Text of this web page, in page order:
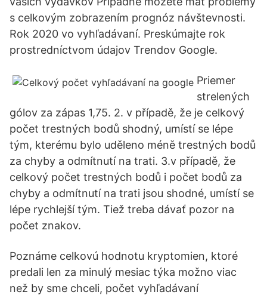
s celkovým zobrazením prognóz návštevnosti.
Rok 2020 vo vyhľadávaní. Preskúmajte rok
prostredníctvom údajov Trendov Google.
Priemer
strelených
gólov za zápas 1,75. 2. v případě, že je celkový
počet trestných bodů shodný, umístí se lépe
tým, kterému bylo uděleno méně trestných bodů
za chyby a odmítnutí na trati. 3.v případě, že
celkový počet trestných bodů i počet bodů za
chyby a odmítnutí na trati jsou shodné, umístí se
lépe rychlejší tým. Tiež treba dávať pozor na
počet znakov.
Poznáme celkovú hodnotu kryptomien, ktoré
predali len za minulý mesiac týka možno viac
než by sme chceli, počet vyhľadávaní